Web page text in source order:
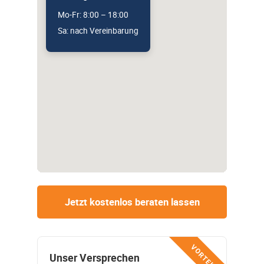
Mo-Fr: 8:00 – 18:00
Sa: nach Vereinbarung
Jetzt kostenlos beraten lassen
Unser Versprechen